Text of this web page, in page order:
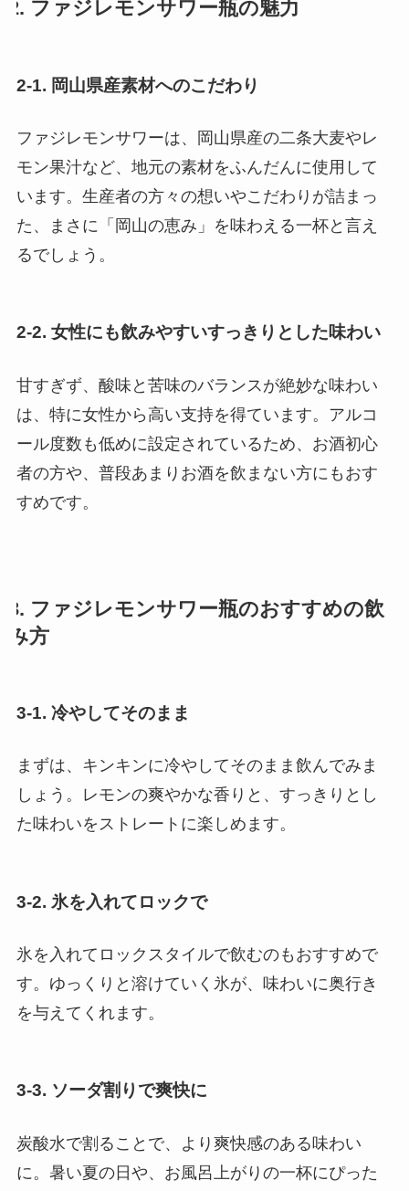
2. ファジレモンサワー瓶の魅力
2-1. 岡山県産素材へのこだわり
ファジレモンサワーは、岡山県産の二条大麦やレ
モン果汁など、地元の素材をふんだんに使用して
います。生産者の方々の想いやこだわりが詰まっ
た、まさに「岡山の恵み」を味わえる一杯と言え
るでしょう。
2-2. 女性にも飲みやすいすっきりとした味わい
甘すぎず、酸味と苦味のバランスが絶妙な味わい
は、特に女性から高い支持を得ています。アルコ
ール度数も低めに設定されているため、お酒初心
者の方や、普段あまりお酒を飲まない方にもおす
すめです。
3. ファジレモンサワー瓶のおすすめの飲
み方
3-1. 冷やしてそのまま
まずは、キンキンに冷やしてそのまま飲んでみま
しょう。レモンの爽やかな香りと、すっきりとし
た味わいをストレートに楽しめます。
3-2. 氷を入れてロックで
氷を入れてロックスタイルで飲むのもおすすめで
す。ゆっくりと溶けていく氷が、味わいに奥行き
を与えてくれます。
3-3. ソーダ割りで爽快に
炭酸水で割ることで、より爽快感のある味わい
に。暑い夏の日や、お風呂上がりの一杯にぴった